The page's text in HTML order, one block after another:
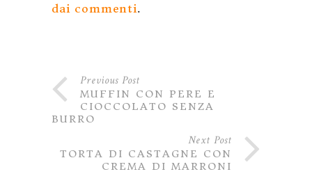
dai commenti.
Previous Post
MUFFIN CON PERE E
CIOCCOLATO SENZA
BURRO
Next Post
TORTA DI CASTAGNE CON
CREMA DI MARRONI